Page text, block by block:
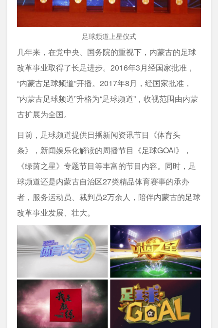
足球频道上星仪式
几年来，在党中央、国务院的重视下，内蒙古的足球
改革事业取得了长足进步。2016年3月经国家批准，
“内蒙古足球频道”开播。2017年8月，经国家批准，
“内蒙古足球频道”升格为“足球频道”，收视范围由内蒙
古扩展为全国。
目前，足球频道提供日播新闻资讯节目《体育头
条》，新闻娱乐化解读的周播节目《足球GOAI》，
《绿茵之星》专题节目等丰富的节目内容。同时，足
球频道还是内蒙古自治区27类精品体育赛事的承办
者，服务运动员、裁判员2万余人，陪伴内蒙古的足球
改革事业发展、壮大。